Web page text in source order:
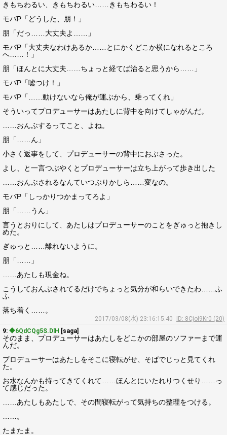
きもちわるい、きもちわるい……きもちわるい！
モバP「どうした、朋！」
朋「だっ……大丈夫よ……」
モバP「大丈夫なわけあるか……とにかくどこか横になれるところ
へ……！」
朋「ほんとに大丈夫……ちょっと経てば治ると思うから……」
モバP「嘘つけ！」
モバP「……動けないなら俺が運ぶから、乗ってくれ」
そういってプロデューサーはあたしに背中を向けてしゃがんだ。
……おんぶするってこと、よね。
朋「……ん」
小さく返事をして、プロデューサーの背中におぶさった。
よし、と一言つぶやくとプロデューサーは立ち上がって歩き出した
……おんぶされるなんていつぶりかしら……変なの。
モバP「しっかりつかまってろよ」
朋「……うん」
言うとおりにして、あたしはプロデューサーのことをぎゅっと抱きし
めた。
ぎゅっと……離れないように。
朋「……」
……あたしも現金ね。
こうしておんぶされてるだけでちょっと気分が和らいできたわ……ふ
ふ
落ち着く……。
2017/03/08(水) 23:16:15.40
ID: 8Cjol9Kr0 (20)
9: ◆6QdCQg5S.DlH [saga]
そのまま、プロデューサーはあたしをどこかの部屋のソファーまで運
んだ。
プロデューサーはあたしをそこに寝転がせ、そばでじっと見てくれ
た。
お水なんかも持ってきてくれて……ほんとにいたれりつくせり……っ
て感じだった。
……あたしもあたしで、その間寝転がって気持ちの整理をつける。
……。
たまたま。